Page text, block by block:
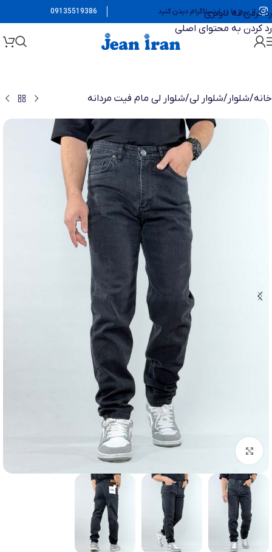
رد کردن به ناوبری
رد کردن به محتوای اصلی
از پیج ما در اینستاگرام دیدن کنید 09135519386
خانه/شلوار /شلوار لی/شلوار لی مام فیت مردانه
بزرگنمایی تصویر